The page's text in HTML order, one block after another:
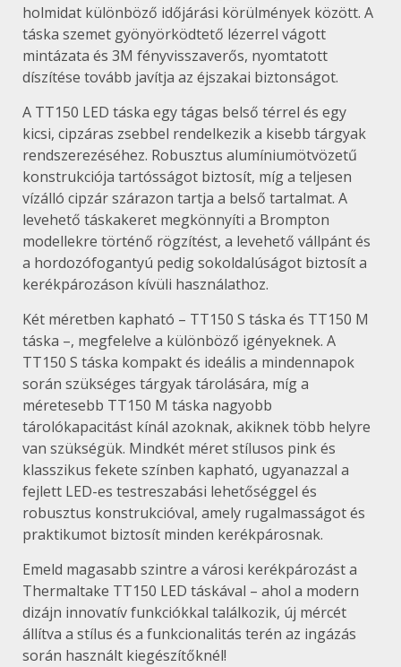
holmidat különböző időjárási körülmények között. A
táska szemet gyönyörködtető lézerrel vágott
mintázata és 3M fényvisszaverős, nyomtatott
díszítése tovább javítja az éjszakai biztonságot.
A TT150 LED táska egy tágas belső térrel és egy
kicsi, cipzáras zsebbel rendelkezik a kisebb tárgyak
rendszerezéséhez. Robusztus alumíniumötvözetű
konstrukciója tartósságot biztosít, míg a teljesen
vízálló cipzár szárazon tartja a belső tartalmat. A
levehető táskakeret megkönnyíti a Brompton
modellekre történő rögzítést, a levehető vállpánt és
a hordozófogantyú pedig sokoldalúságot biztosít a
kerékpározáson kívüli használathoz.
Két méretben kapható – TT150 S táska és TT150 M
táska –, megfelelve a különböző igényeknek. A
TT150 S táska kompakt és ideális a mindennapok
során szükséges tárgyak tárolására, míg a
méretesebb TT150 M táska nagyobb
tárolókapacitást kínál azoknak, akiknek több helyre
van szükségük. Mindkét méret stílusos pink és
klasszikus fekete színben kapható, ugyanazzal a
fejlett LED-es testreszabási lehetőséggel és
robusztus konstrukcióval, amely rugalmasságot és
praktikumot biztosít minden kerékpárosnak.
Emeld magasabb szintre a városi kerékpározást a
Thermaltake TT150 LED táskával – ahol a modern
dizájn innovatív funkciókkal találkozik, új mércét
állítva a stílus és a funkcionalitás terén az ingázás
során használt kiegészítőknél!